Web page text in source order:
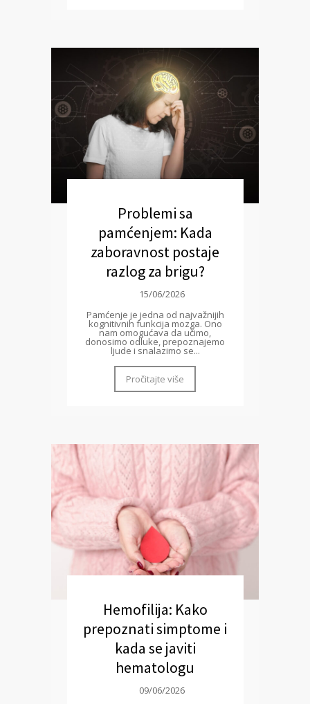
Problemi sa
pamćenjem: Kada
zaboravnost postaje
razlog za brigu?
15/06/2026
Pamćenje je jedna od najvažnijih
kognitivnih funkcija mozga. Ono
nam omogućava da učimo,
donosimo odluke, prepoznajemo
ljude i snalazimo se...
Pročitajte više
Hemofilija: Kako
prepoznati simptome i
kada se javiti
hematologu
09/06/2026